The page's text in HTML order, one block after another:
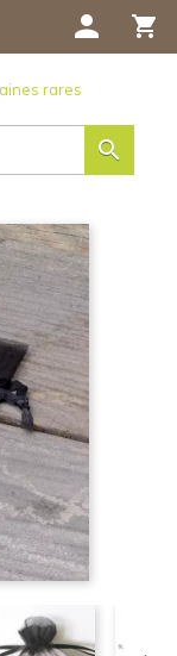
shopping_cart
person
rares
